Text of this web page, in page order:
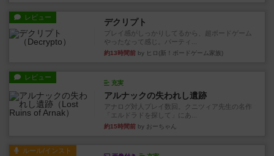
レビュー デクリプト
プレイ感がしっかりしてるから、超ボードゲーム
やったなって感じ。パーティ...
約13時間前 by ヒロ(新！ボードゲーム家族)
レビュー
充実
アルナックの失われし遺跡
アナログ対人プレイ数回。クニツィア先生の名作
「エルドラドを探して」にあ...
約15時間前 by おーちゃん
ルール/インスト